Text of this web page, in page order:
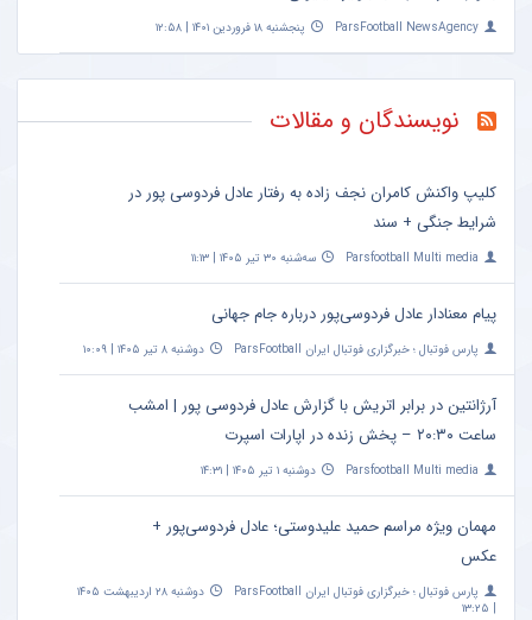
ParsFootball NewsAgency پنجشنبه ۱۸ فروردین ۱۴۰۱ | ۱۲:۵۸
نویسندگان و مقالات
کلیپ واکنش کامران نجف زاده به رفتار عادل فردوسی پور در
شرایط جنگی + سند
Parsfootball Multi media سه‌شنبه ۳۰ تیر ۱۴۰۵ | ۱۱:۱۳
پیام معنادار عادل فردوسی‌پور درباره جام جهانی
پارس فوتبال ؛ خبرگزاری فوتبال ایران ParsFootball دوشنبه ۸ تیر ۱۴۰۵ | ۱۰:۰۹
آرژانتین در برابر اتریش با گزارش عادل فردوسی پور | امشب
ساعت ۲۰:۳۰ – پخش زنده در اپارات اسپرت
Parsfootball Multi media دوشنبه ۱ تیر ۱۴۰۵ | ۱۴:۳۱
مهمان ویژه مراسم حمید علیدوستی؛ عادل فردوسی‌پور +
عکس
پارس فوتبال ؛ خبرگزاری فوتبال ایران ParsFootball
دوشنبه ۲۸ اردیبهشت ۱۴۰۵
| ۱۳:۲۵